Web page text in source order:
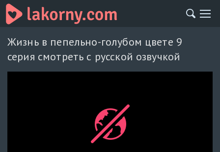
Жизнь в пепельно-голубом цвете 9
серия смотреть с русской озвучкой